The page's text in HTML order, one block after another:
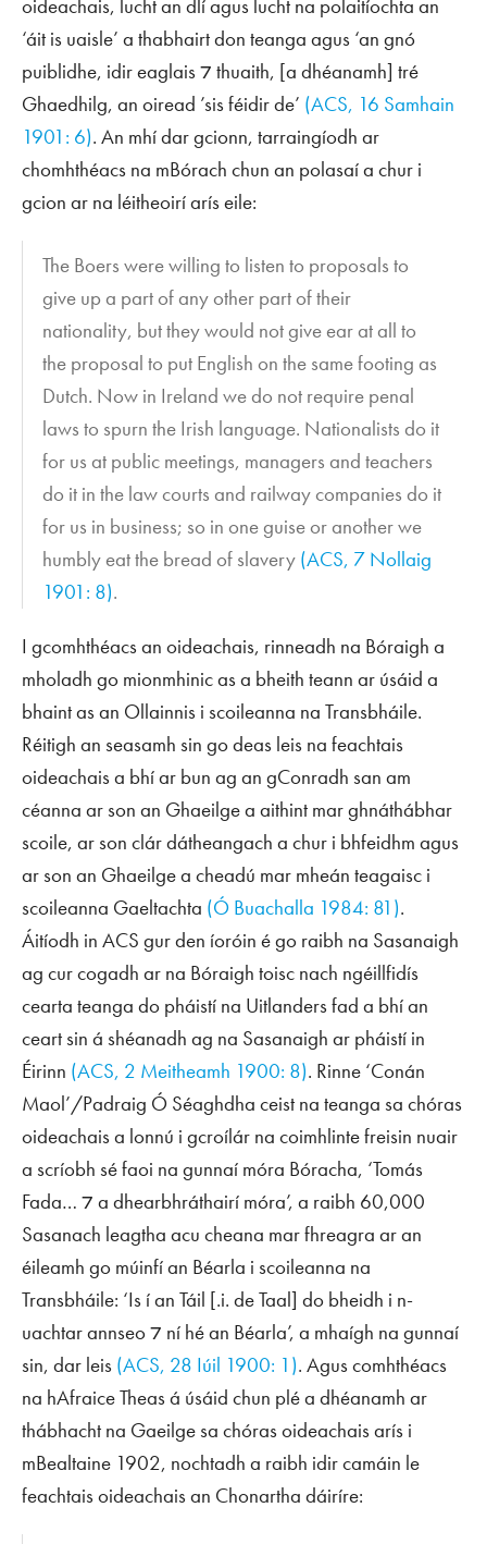
oideachais, lucht an dlí agus lucht na polaitíochta an
‘áit is uaisle’ a thabhairt don teanga agus ‘an gnó
puiblidhe, idir eaglais ⁊ thuaith, [a dhéanamh] tré
Ghaedhilg, an oiread ’sis féidir de’ (ACS, 16 Samhain
1901: 6). An mhí dar gcionn, tarraingíodh ar
chomhthéacs na mBórach chun an polasaí a chur i
gcion ar na léitheoirí arís eile:
The Boers were willing to listen to proposals to
give up a part of any other part of their
nationality, but they would not give ear at all to
the proposal to put English on the same footing as
Dutch. Now in Ireland we do not require penal
laws to spurn the Irish language. Nationalists do it
for us at public meetings, managers and teachers
do it in the law courts and railway companies do it
for us in business; so in one guise or another we
humbly eat the bread of slavery (ACS, 7 Nollaig
1901: 8).
I gcomhthéacs an oideachais, rinneadh na Bóraigh a
mholadh go mionmhinic as a bheith teann ar úsáid a
bhaint as an Ollainnis i scoileanna na Transbháile.
Réitigh an seasamh sin go deas leis na feachtais
oideachais a bhí ar bun ag an gConradh san am
céanna ar son an Ghaeilge a aithint mar ghnáthábhar
scoile, ar son clár dátheangach a chur i bhfeidhm agus
ar son an Ghaeilge a cheadú mar mheán teagaisc i
scoileanna Gaeltachta (Ó Buachalla 1984: 81).
Áitíodh in ACS gur den íoróin é go raibh na Sasanaigh
ag cur cogadh ar na Bóraigh toisc nach ngéillfidís
cearta teanga do pháistí na Uitlandersfad a bhí an
ceart sin á shéanadh ag na Sasanaigh ar pháistí in
Éirinn (ACS, 2 Meitheamh 1900: 8). Rinne ‘Conán
Maol’/Padraig Ó Séaghdha ceist na teanga sa chóras
oideachais a lonnú i gcroílár na coimhlinte freisin nuair
a scríobh sé faoi na gunnaí móra Bóracha, ‘Tomás
Fada… ⁊ a dhearbhráthairí móra’, a raibh 60,000
Sasanach leagtha acu cheana mar fhreagra ar an
éileamh go múinfí an Béarla i scoileanna na
Transbháile: ‘Is í an Táil [.i. de Taal] do bheidh i n-
uachtar annseo ⁊ ní hé an Béarla’, a mhaígh na gunnaí
sin, dar leis (ACS, 28 Iúil 1900: 1). Agus comhthéacs
na hAfraice Theas á úsáid chun plé a dhéanamh ar
thábhacht na Gaeilge sa chóras oideachais arís i
mBealtaine 1902, nochtadh a raibh idir camáin le
feachtais oideachais an Chonartha dáiríre: